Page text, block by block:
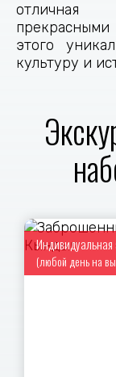
отличная
этого
культуру и
Индивидуальная
(любой день на